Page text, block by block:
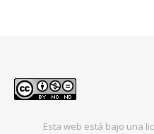
Esta web está bajo una